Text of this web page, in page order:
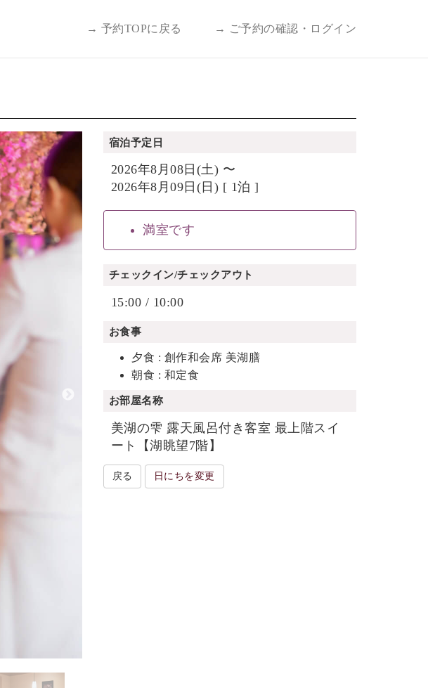
→ 予約TOPに戻る → ご予約の確認・ログイン
宿泊予定日
2026年8月08日(土) 〜
2026年8月09日(日) [ 1泊 ]
満室です
チェックイン/チェックアウト
15:00 / 10:00
お食事
夕食 : 創作和会席 美湖膳
朝食 : 和定食
お部屋名称
美湖の雫 露天風呂付き客室 最上階スイ
ート【湖眺望7階】
戻る 日にちを変更